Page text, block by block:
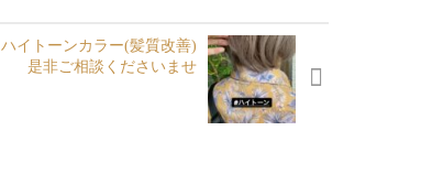
ハイトーンカラー(髪質改善)
是非ご相談くださいませ